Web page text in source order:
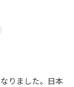
りました。日本